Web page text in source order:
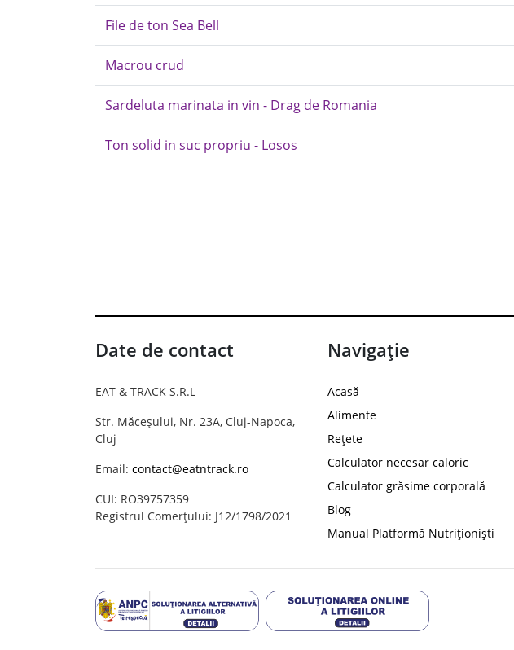
File de ton Sea Bell
Macrou crud
Sardeluta marinata in vin - Drag de Romania
Ton solid in suc propriu - Losos
Date de contact
EAT & TRACK S.R.L
Str. Măceșului, Nr. 23A, Cluj-Napoca,
Cluj
Email: contact@eatntrack.ro
CUI: RO39757359
Registrul Comerțului: J12/1798/2021
Navigație
Acasă
Alimente
Rețete
Calculator necesar caloric
Calculator grăsime corporală
Blog
Manual Platformă Nutriționiști